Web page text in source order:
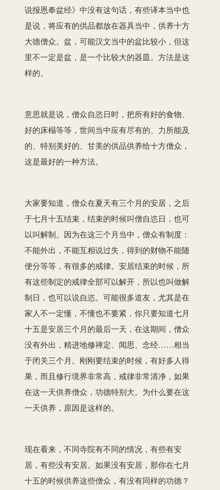
说报恩奉盆经》中没有这句话，有些译本当中也
是说，将应有的供品都放在器具当中，供养十方
大德僧众。盆，可能汉文当中的盆比较小，但这
里不一定是盆，是一个比较大的器皿。方法是这
样的。
意思就是说，僧众自恣日时，把所有好的食物、
好的床榻等等，世间当中应有尽有的、力所能及
的、特别美好的、甘美的供品供养给十方僧众，
这是最好的一种方法。
大家要知道，僧众在夏天有三个月的安居，之后
于七月十五结束，结束的时候叫僧自恣日，也可
以叫解制。因为在这三个月当中，僧众有制度：
不能外出，不能互相说过失，得到的财物不能随
便分等等，有很多的戒律。安居结束的时候，所
有这些制定的戒律全部可以解开，所以也叫做解
制日，也可以说自恣。可能很多道友，尤其是在
家人不一定懂，不懂也不要紧，你只要知道七月
十五是安居三个月的最后一天，在这期间，僧众
没有外出，精进地修禅定、闻思、念经……相当
于闭关三个月。刚刚要结束的时候，有好多人得
果，而且修行境界非常高，戒律非常清净，如果
在这一天供养僧众，功德特别大。为什么要在这
一天供养，原因是这样的。
现在看来，不同寺院有不同的情况，有些有安
居，有些没有安居。如果没有安居，那你在七月
十五的时候供养这些僧众，有没有同样的功德？